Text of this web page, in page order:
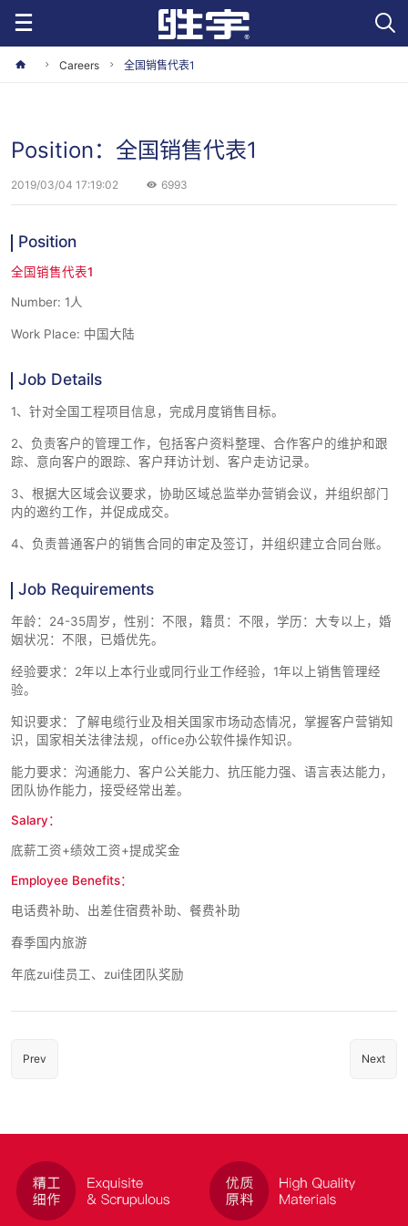
Careers 全国销售代表1
Position：全国销售代表1
2019/03/04 17:19:02 6993
Position
全国销售代表1
Number: 1人
Work Place: 中国大陆
Job Details
1、针对全国工程项目信息，完成月度销售目标。
2、负责客户的管理工作，包括客户资料整理、合作客户的维护和跟
踪、意向客户的跟踪、客户拜访计划、客户走访记录。
3、根据大区域会议要求，协助区域总监举办营销会议，并组织部门
内的邀约工作，并促成成交。
4、负责普通客户的销售合同的审定及签订，并组织建立合同台账。
Job Requirements
年龄：24-35周岁，性别：不限，籍贯：不限，学历：大专以上，婚
姻状况：不限，已婚优先。
经验要求：2年以上本行业或同行业工作经验，1年以上销售管理经
验。
知识要求：了解电缆行业及相关国家市场动态情况，掌握客户营销知
识，国家相关法律法规，office办公软件操作知识。
能力要求：沟通能力、客户公关能力、抗压能力强、语言表达能力，
团队协作能力，接受经常出差。
Salary：
底薪工资+绩效工资+提成奖金
Employee Benefits：
电话费补助、出差住宿费补助、餐费补助
春季国内旅游
年底zui佳员工、zui佳团队奖励
Prev Next